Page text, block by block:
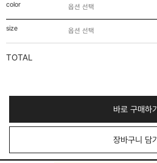
color
size
TOTAL
바로 구매하기
장바구니 담기